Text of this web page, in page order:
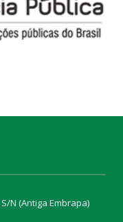
N (Antiga Embrapa)